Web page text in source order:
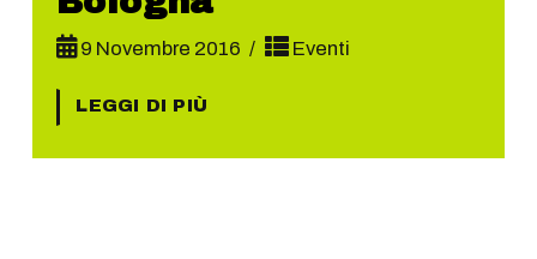
9 Novembre 2016 Eventi
LEGGI DI PIÙ